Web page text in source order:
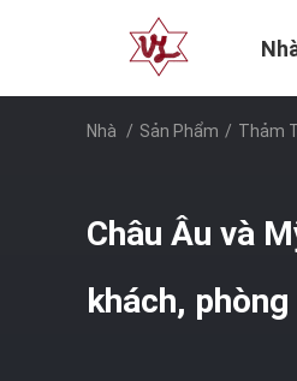
Nhà / Sản Phẩm / Thảm
Châu Âu và
khách,